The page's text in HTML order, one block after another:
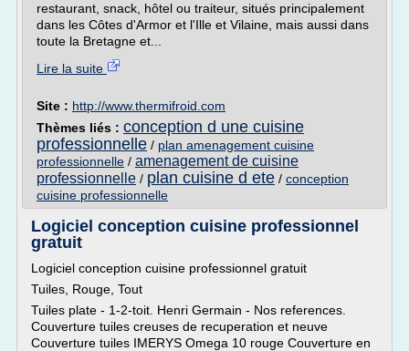
restaurant, snack, hôtel ou traiteur, situés principalement
dans les Côtes d'Armor et l'Ille et Vilaine, mais aussi dans
toute la Bretagne et...
Lire la suite
Site : http://www.thermifroid.com
Thèmes liés : conception d une cuisine
professionnelle / plan amenagement cuisine
professionnelle / amenagement de cuisine
professionnelle / plan cuisine d ete / conception
cuisine professionnelle
Logiciel conception cuisine professionnel
gratuit
Logiciel conception cuisine professionnel gratuit
Tuiles, Rouge, Tout
Tuiles plate - 1-2-toit. Henri Germain - Nos references.
Couverture tuiles creuses de recuperation et neuve
Couverture tuiles IMERYS Omega 10 rouge Couverture en